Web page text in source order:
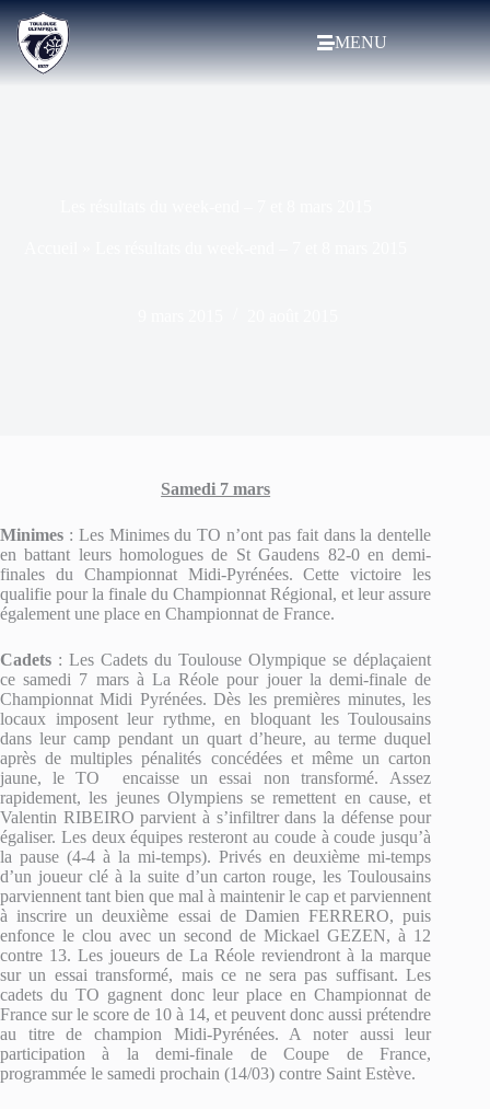
MENU
Samedi 7 mars
Minimes : Les Minimes du TO n’ont pas fait dans la dentelle
en battant leurs homologues de St Gaudens 82-0 en demi-
finales du Championnat Midi-Pyrénées. Cette victoire les
qualifie pour la finale du Championnat Régional, et leur assure
également une place en Championnat de France.
Cadets : Les Cadets du Toulouse Olympique se déplaçaient
ce samedi 7 mars à La Réole pour jouer la demi-finale de
Championnat Midi Pyrénées. Dès les premières minutes, les
locaux imposent leur rythme, en bloquant les Toulousains
dans leur camp pendant un quart d’heure, au terme duquel
après de multiples pénalités concédées et même un carton
jaune, le TO encaisse un essai non transformé. Assez
rapidement, les jeunes Olympiens se remettent en cause, et
Valentin RIBEIRO parvient à s’infiltrer dans la défense pour
égaliser. Les deux équipes resteront au coude à coude jusqu’à
la pause (4-4 à la mi-temps). Privés en deuxième mi-temps
d’un joueur clé à la suite d’un carton rouge, les Toulousains
parviennent tant bien que mal à maintenir le cap et parviennent
à inscrire un deuxième essai de Damien FERRERO, puis
enfonce le clou avec un second de Mickael GEZEN, à 12
contre 13. Les joueurs de La Réole reviendront à la marque
sur un essai transformé, mais ce ne sera pas suffisant. Les
cadets du TO gagnent donc leur place en Championnat de
France sur le score de 10 à 14, et peuvent donc aussi prétendre
au titre de champion Midi-Pyrénées. A noter aussi leur
participation à la demi-finale de Coupe de France,
programmée le samedi prochain (14/03) contre Saint Estève.